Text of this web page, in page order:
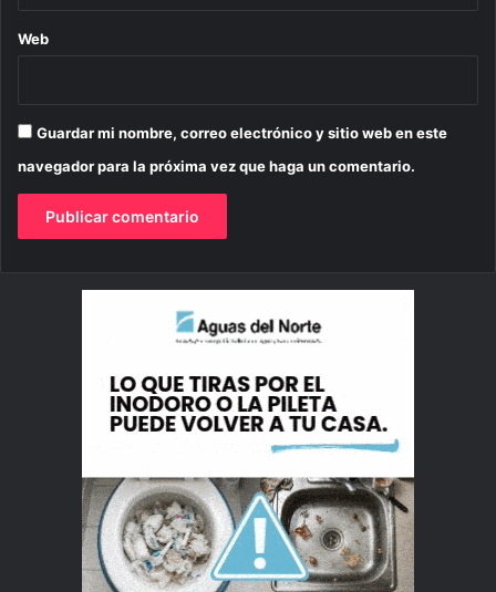
Web
Guardar mi nombre, correo electrónico y sitio web en este
navegador para la próxima vez que haga un comentario.